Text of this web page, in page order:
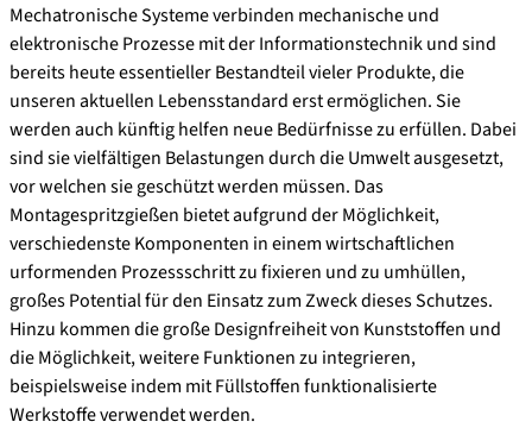
Mechatronische Systeme verbinden mechanische und
elektronische Prozesse mit der Informationstechnik und sind
bereits heute essentieller Bestandteil vieler Produkte, die
unseren aktuellen Lebensstandard erst ermöglichen. Sie
werden auch künftig helfen neue Bedürfnisse zu erfüllen. Dabei
sind sie vielfältigen Belastungen durch die Umwelt ausgesetzt,
vor welchen sie geschützt werden müssen. Das
Montagespritzgießen bietet aufgrund der Möglichkeit,
verschiedenste Komponenten in einem wirtschaftlichen
urformenden Prozessschritt zu fixieren und zu umhüllen,
großes Potential für den Einsatz zum Zweck dieses Schutzes.
Hinzu kommen die große Designfreiheit von Kunststoffen und
die Möglichkeit, weitere Funktionen zu integrieren,
beispielsweise indem mit Füllstoffen funktionalisierte
Werkstoffe verwendet werden.